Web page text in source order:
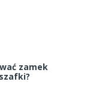
zamek